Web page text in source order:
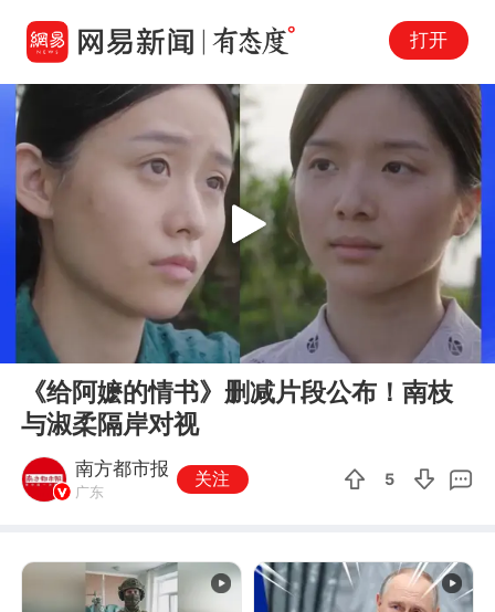
打开
00:00
Play
《给阿嬷的情书》删减片段公布！南枝
与淑柔隔岸对视
南方都市报
广东
关注 5